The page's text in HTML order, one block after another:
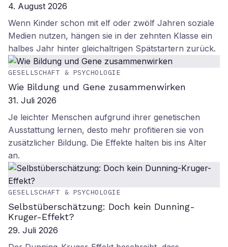
4. August 2026
Wenn Kinder schon mit elf oder zwölf Jahren soziale
Medien nutzen, hängen sie in der zehnten Klasse ein
halbes Jahr hinter gleichaltrigen Spätstartern zurück.
GESELLSCHAFT & PSYCHOLOGIE
Wie Bildung und Gene zusammenwirken
31. Juli 2026
Je leichter Menschen aufgrund ihrer genetischen
Ausstattung lernen, desto mehr profitieren sie von
zusätzlicher Bildung. Die Effekte halten bis ins Alter
an.
GESELLSCHAFT & PSYCHOLOGIE
Selbstüberschätzung: Doch kein Dunning-
Kruger-Effekt?
29. Juli 2026